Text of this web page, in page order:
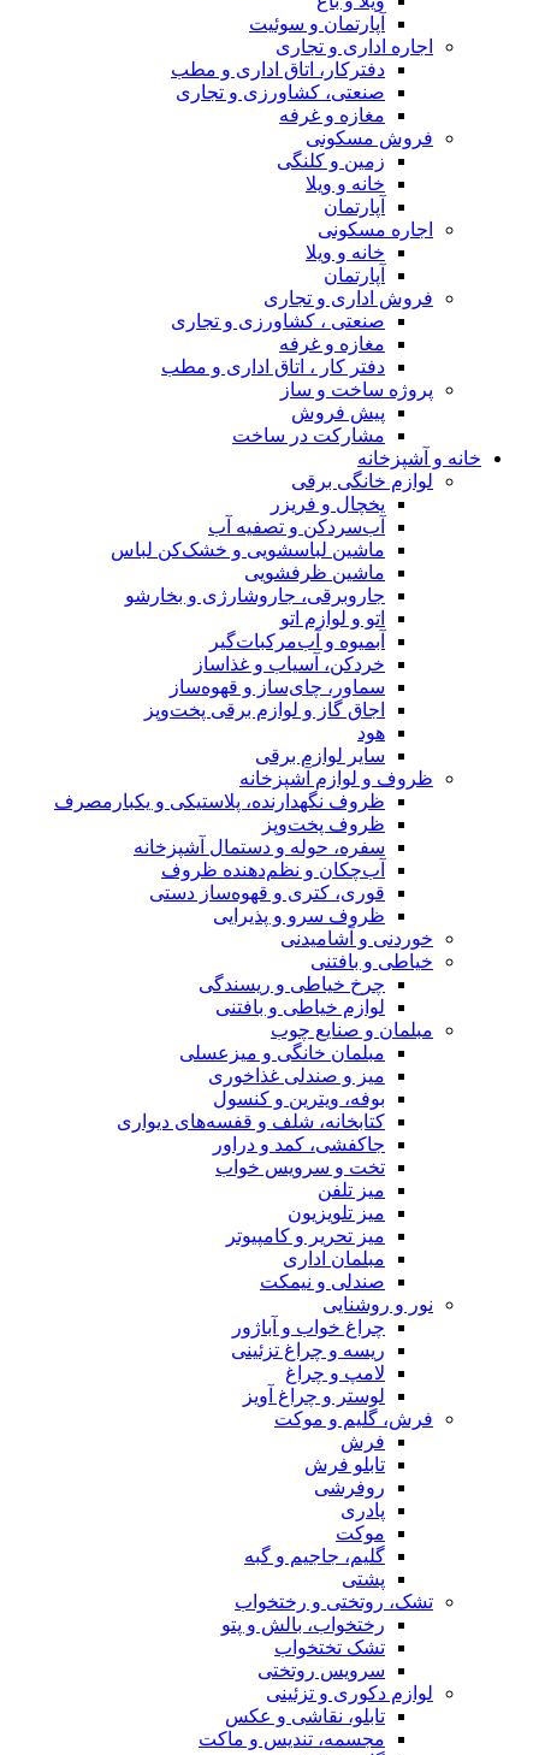
آپارتمان و سوئیت
اجاره اداری و تجاری
دفترکار، اتاق اداری و مطب
صنعتی، کشاورزی و تجاری
مغازه و غرفه
فروش مسکونی
زمین و کلنگی
خانه و ویلا
آپارتمان
اجاره مسکونی
خانه و ویلا
آپارتمان
فروش اداری و تجاری
صنعتی ، کشاورزی و تجاری
مغازه و غرفه
دفتر کار ، اتاق اداری و مطب
پروژه ساخت و ساز
پیش فروش
مشارکت در ساخت
و آشپزخانه
لوازم خانگی برقی
یخچال و فریزر
آب‌سردکن و تصفیه آب
ماشین لباسشویی و خشک‌کن لباس
ماشین ظرفشویی
جاروبرقی، جاروشارژی و بخارشو
اتو و لوازم اتو
آبمیوه و آب‌مرکبات‌گیر
خردکن، آسیاب و غذاساز
سماور، چای‌ساز و قهوه‌ساز
اجاق گاز و لوازم برقی پخت‌وپز
سایر لوازم برقی
ظروف و لوازم آشپزخانه
ظروف نگهدارنده، پلاستیکی و یکبارمصرف
ظروف پخت‌وپز
سفره، حوله و دستمال آشپزخانه
آب‌چکان و نظم‌دهنده ظروف
قوری، کتری و قهوه‌ساز دستی
ظروف سرو و پذیرایی
خوردنی و آشامیدنی
خیاطی و بافتنی
چرخ خیاطی و ریسندگی
لوازم خیاطی و بافتنی
مبلمان و صنایع چوب
مبلمان خانگی و میزعسلی
میز و صندلی غذاخوری
بوفه، ویترین و کنسول
کتابخانه، شلف و قفسه‌های دیواری
جاکفشی، کمد و دراور
تخت و سرویس خواب
میز تلفن
میز تلویزیون
میز تحریر و کامپیوتر
مبلمان اداری
صندلی و نیمکت
نور و روشنایی
چراغ خواب و آباژور
ریسه و چراغ تزئینی
لامپ و چراغ
لوستر و چراغ آویز
فرش، گلیم و موکت
تابلو فرش
روفرشی
موکت
گلیم، جاجیم و گبه
تشک، روتختی و رختخواب
رختخواب، بالش و پتو
تشک تختخواب
سرویس روتختی
لوازم دکوری و تزئینی
تابلو، نقاشی و عکس
مجسمه، تندیس و ماکت